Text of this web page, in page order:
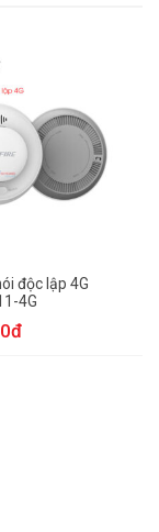
độc lập 4G
4G